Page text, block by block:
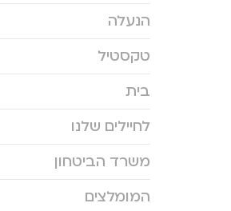
הנעלה
טקסטיל
בית
לחיילים שלנו
משרד הביטחון
המומלצים